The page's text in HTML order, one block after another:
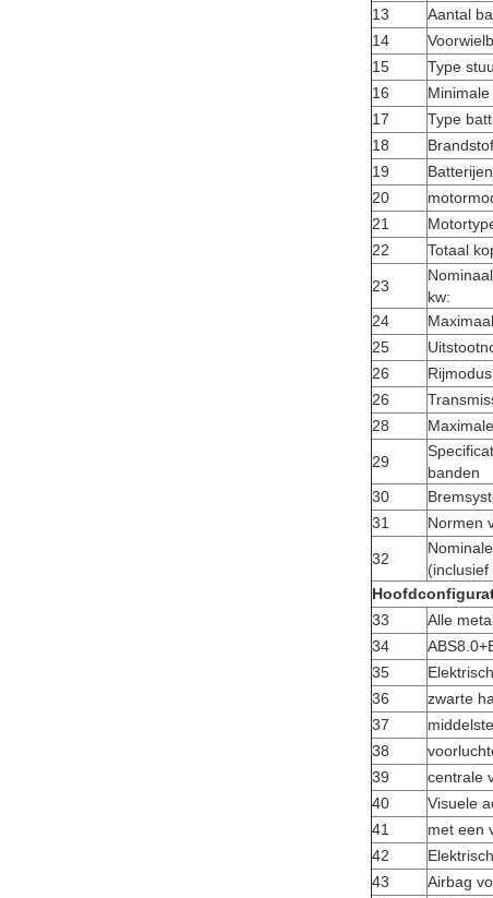
13
Aantal
14
15
Type
16
17
Type
18
19
20
21
22
Totaal
23
kw:
24
25
26
Rijmodus
26
28
29
banden
30
31
Normen
32
33
Alle
34
35
36
zwarte
37
38
39
centrale
40
Visuele
41
met een
42
43
Airbag